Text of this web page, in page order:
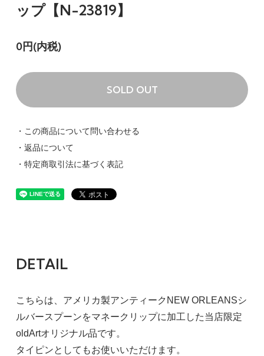
ップ【N-23819】
0円(内税)
SOLD OUT
・この商品について問い合わせる
・返品について
・特定商取引法に基づく表記
DETAIL
こちらは、アメリカ製アンティークNEW ORLEANSシ
ルバースプーンをマネークリップに加工した当店限定
oldArtオリジナル品です。
タイピンとしてもお使いいただけます。